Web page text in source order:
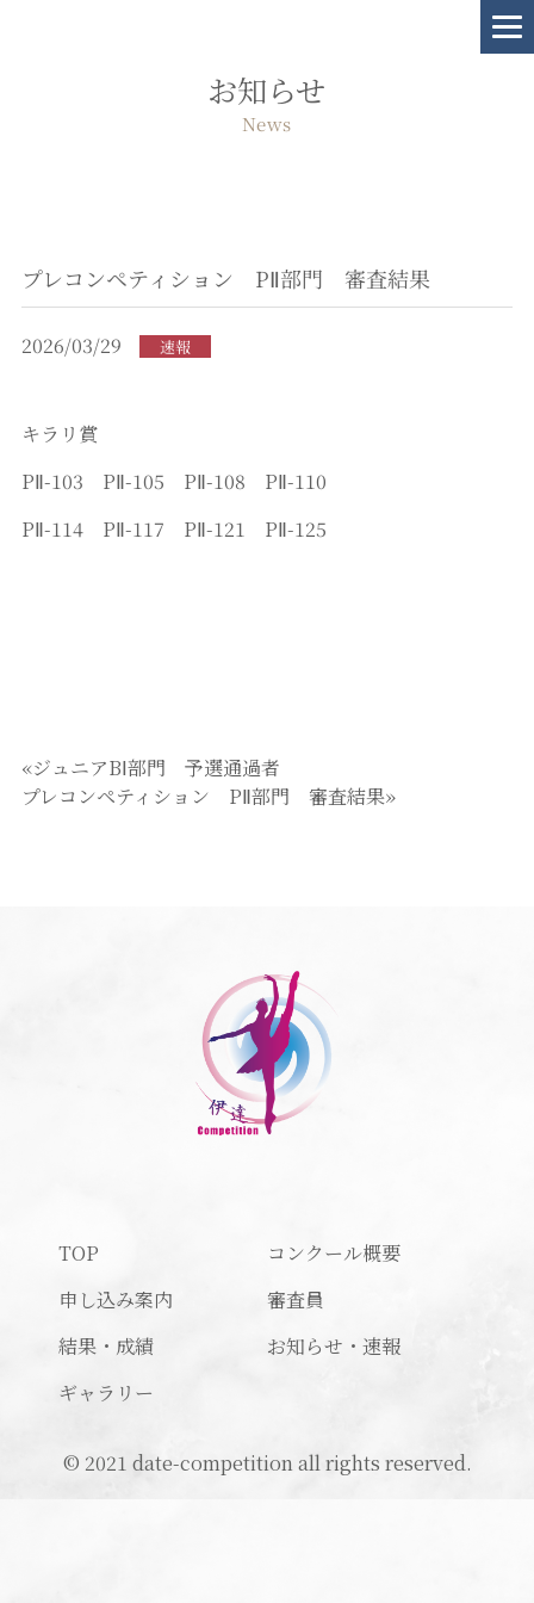
お知らせ
News
プレコンペティション PⅡ部門 審査結果
2026/03/29 速報
キラリ賞
PⅡ-103 PⅡ-105 PⅡ-108 PⅡ-110
PⅡ-114 PⅡ-117 PⅡ-121 PⅡ-125
«ジュニアBⅠ部門 予選通過者
プレコンペティション PⅡ部門 審査結果»
TOP
コンクール概要
申し込み案内
審査員
結果・成績
お知らせ・速報
ギャラリー
© 2021 date-competition all rights reserved.